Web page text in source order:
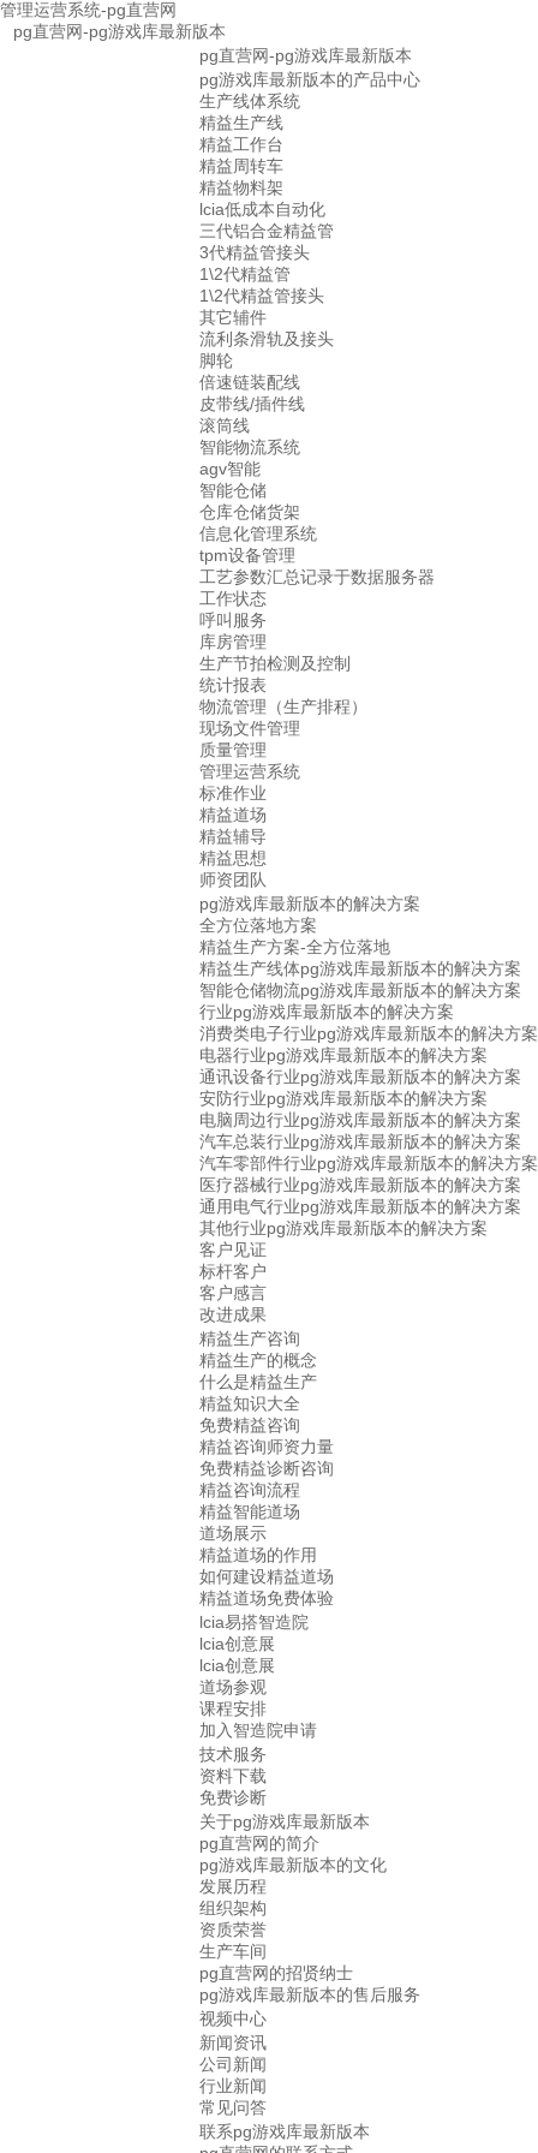
管理运营系统-pg直营网
pg直营网-pg游戏库最新版本
pg直营网-pg游戏库最新版本
pg游戏库最新版本的产品中心
生产线体系统
精益生产线
精益工作台
精益周转车
精益物料架
lcia低成本自动化
三代铝合金精益管
3代精益管接头
1\2代精益管
1\2代精益管接头
其它辅件
流利条滑轨及接头
脚轮
倍速链装配线
皮带线/插件线
滚筒线
智能物流系统
agv智能
智能仓储
仓库仓储货架
信息化管理系统
tpm设备管理
工艺参数汇总记录于数据服务器
工作状态
呼叫服务
库房管理
生产节拍检测及控制
统计报表
物流管理（生产排程）
现场文件管理
质量管理
管理运营系统
标准作业
精益道场
精益辅导
精益思想
师资团队
pg游戏库最新版本的解决方案
全方位落地方案
精益生产方案-全方位落地
精益生产线体pg游戏库最新版本的解决方案
智能仓储物流pg游戏库最新版本的解决方案
行业pg游戏库最新版本的解决方案
消费类电子行业pg游戏库最新版本的解决方案
电器行业pg游戏库最新版本的解决方案
通讯设备行业pg游戏库最新版本的解决方案
安防行业pg游戏库最新版本的解决方案
电脑周边行业pg游戏库最新版本的解决方案
汽车总装行业pg游戏库最新版本的解决方案
汽车零部件行业pg游戏库最新版本的解决方案
医疗器械行业pg游戏库最新版本的解决方案
通用电气行业pg游戏库最新版本的解决方案
其他行业pg游戏库最新版本的解决方案
客户见证
标杆客户
客户感言
改进成果
精益生产咨询
精益生产的概念
什么是精益生产
精益知识大全
免费精益咨询
精益咨询师资力量
免费精益诊断咨询
精益咨询流程
精益智能道场
道场展示
精益道场的作用
如何建设精益道场
精益道场免费体验
lcia易搭智造院
lcia创意展
lcia创意展
道场参观
课程安排
加入智造院申请
技术服务
资料下载
免费诊断
关于pg游戏库最新版本
pg直营网的简介
pg游戏库最新版本的文化
发展历程
组织架构
资质荣誉
生产车间
pg直营网的招贤纳士
pg游戏库最新版本的售后服务
视频中心
新闻资讯
公司新闻
行业新闻
常见问答
联系pg游戏库最新版本